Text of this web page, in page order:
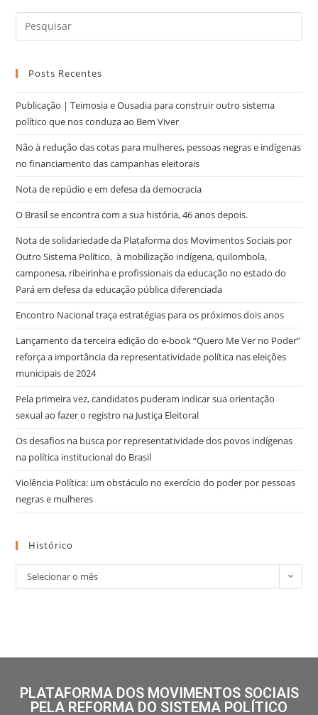
Posts Recentes
Publicação | Teimosia e Ousadia para construir outro sistema
político que nos conduza ao Bem Viver
Não à redução das cotas para mulheres, pessoas negras e indígenas
no financiamento das campanhas eleitorais
Nota de repúdio e em defesa da democracia
O Brasil se encontra com a sua história, 46 anos depois.
Nota de solidariedade da Plataforma dos Movimentos Sociais por
Outro Sistema Político, à mobilização indígena, quilombola,
camponesa, ribeirinha e profissionais da educação no estado do
Pará em defesa da educação pública diferenciada
Encontro Nacional traça estratégias para os próximos dois anos
Lançamento da terceira edição do e-book “Quero Me Ver no Poder”
reforça a importância da representatividade política nas eleições
municipais de 2024
Pela primeira vez, candidatos puderam indicar sua orientação
sexual ao fazer o registro na Justiça Eleitoral
Os desafios na busca por representatividade dos povos indígenas
na política institucional do Brasil
Violência Política: um obstáculo no exercício do poder por pessoas
negras e mulheres
Histórico
Selecionar o mês
PLATAFORMA DOS MOVIMENTOS SOCIAIS
PELA REFORMA DO SISTEMA POLÍTICO